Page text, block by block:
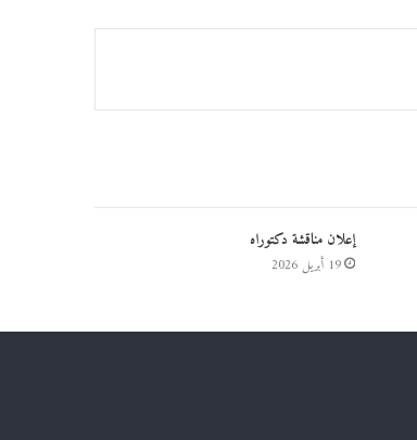
إعلان مناقشة دكتوراه
19 أبريل 2026